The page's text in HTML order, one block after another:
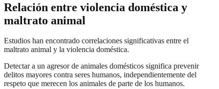
Relación entre violencia doméstica y
maltrato animal
Estudios han encontrado correlaciones significativas entre el
maltrato animal y la violencia doméstica.
Detectar a un agresor de animales domésticos significa prevenir
delitos mayores contra seres humanos, independientemente del
respeto que merecen los animales de parte de los humanos.